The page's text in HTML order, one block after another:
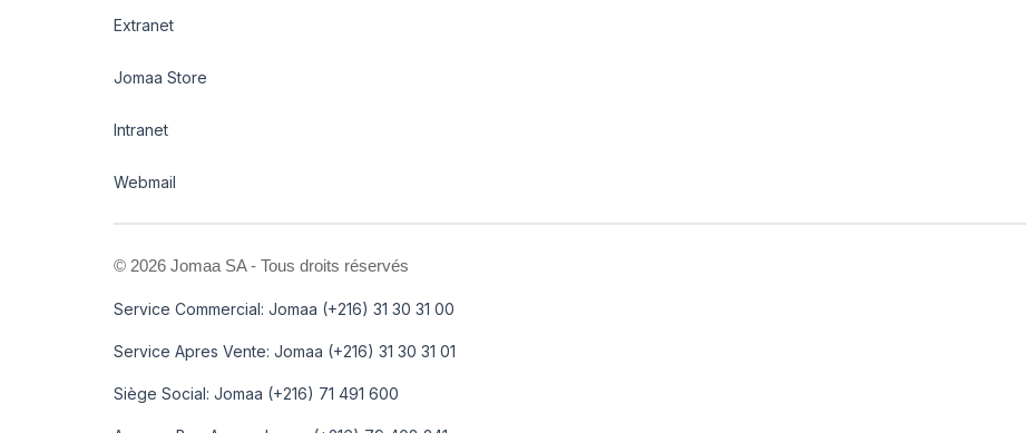
Extranet
Jomaa Store
Intranet
Webmail
© 2026 Jomaa SA - Tous droits réservés
Service Commercial: Jomaa (+216) 31 30 31 00
Service Apres Vente: Jomaa (+216) 31 30 31 01
Siège Social: Jomaa (+216) 71 491 600